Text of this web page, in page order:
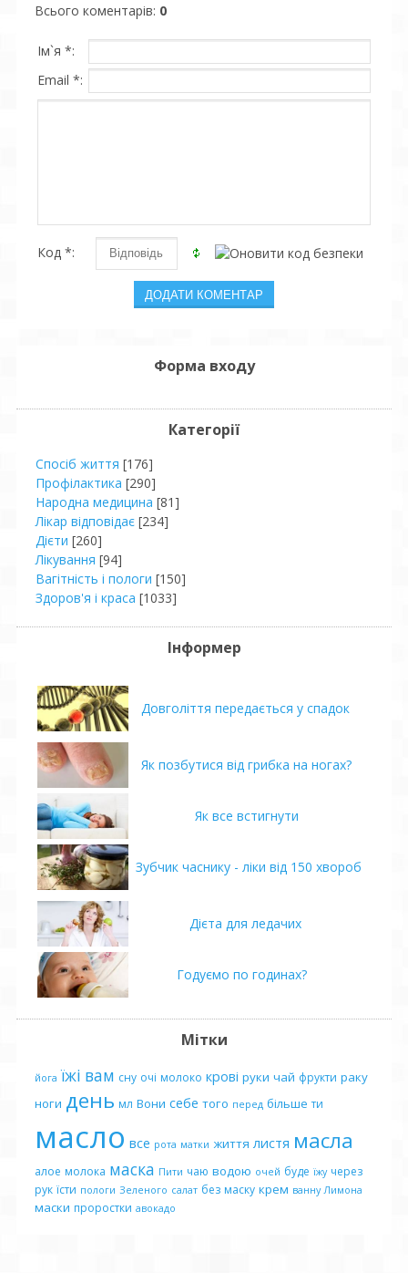
Всього коментарів: 0
Ім`я *:
Email *:
Код *:
Форма входу
Категорії
Спосіб життя [176]
Профілактика [290]
Народна медицина [81]
Лікар відповідає [234]
Дієти [260]
Лікування [94]
Вагітність і пологи [150]
Здоров'я і краса [1033]
Інформер
Довголіття передається у спадок
Як позбутися від грибка на ногах?
Як все встигнути
Зубчик часнику - ліки від 150 хвороб
Дієта для ледачих
Годуємо по годинах?
Мітки
йога їжі вам сну очі молоко крові руки чай фрукти раку
ноги день мл Вони себе того перед більше ти
масло все рота матки життя листя масла
алое молока маска Пити чаю водою очей буде їжу через
рук їсти пологи Зеленого салат без маску крем ванну Лимона
маски проростки авокадо